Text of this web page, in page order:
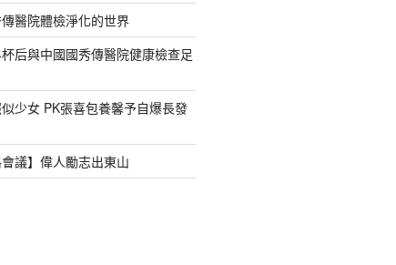
醫院體檢淨化的世界
后與中國國秀傳醫院健康檢查足
少女 PK張喜包養馨予自爆長發
會議】偉人勵志出東山